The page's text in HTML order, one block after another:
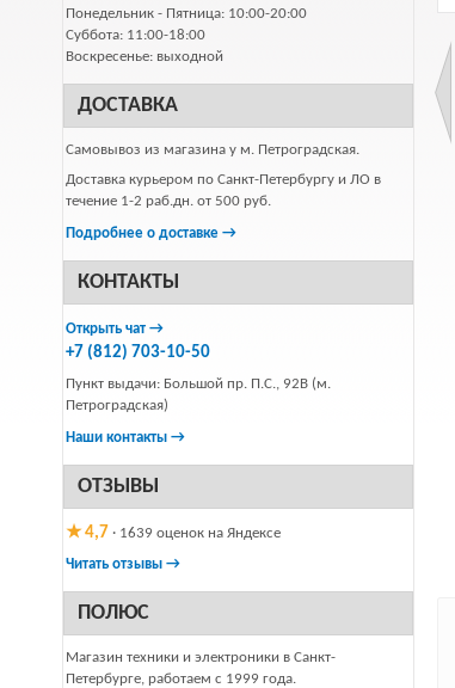
Понедельник - Пятница: 10:00-20:00
Суббота: 11:00-18:00
Воскресенье: выходной
ДОСТАВКА
Самовывоз из магазина у м. Петроградская.
Доставка курьером по Санкт-Петербургу и ЛО в
течение 1-2 раб.дн. от 500 руб.
Подробнее о доставке →
КОНТАКТЫ
Открыть чат →
+7 (812) 703-10-50
Пункт выдачи: Большой пр. П.С., 92В (м.
Петроградская)
Наши контакты →
ОТЗЫВЫ
★ 4,7 · 1639 оценок на Яндексе
Читать отзывы →
ПОЛЮС
Магазин техники и электроники в Санкт-
Петербурге, работаем с 1999 года.